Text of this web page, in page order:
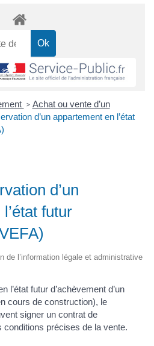
> Achat ou vente d’un
d’un appartement en l’état
d’un
futur
de l’information légale et administrative
l’état futur d’achèvement d’un
cours de construction), le
signer un contrat de
conditions précises de la vente.